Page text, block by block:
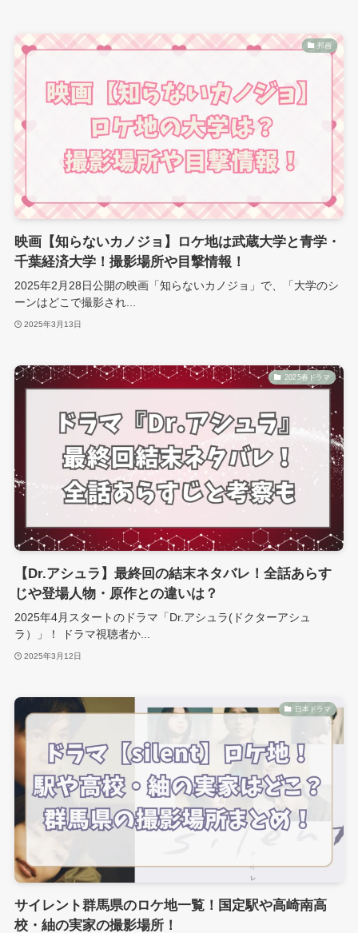
邦画
映画【知らないカノジョ】ロケ地は武蔵大学と青学・
千葉経済大学！撮影場所や目撃情報！
2025年2月28日公開の映画「知らないカノジョ」で、「大学のシ
ーンはどこで撮影され...
2025年3月13日
2025春ドラマ
【Dr.アシュラ】最終回の結末ネタバレ！全話あらす
じや登場人物・原作との違いは？
2025年4月スタートのドラマ「Dr.アシュラ(ドクターアシュ
ラ）」！ ドラマ視聴者か...
2025年3月12日
日本ドラマ
サイレント群馬県のロケ地一覧！国定駅や高崎南高
校・紬の実家の撮影場所！